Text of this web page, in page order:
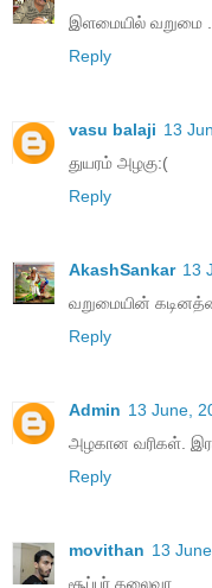
இளமையில் வறுமை
Reply
vasu balaji 13
துயரம் அழகு:(
Reply
AkashSankar 13
வறுமையின்
Reply
Admin 13 June,
அழகான வரிகள்.
Reply
movithan 13
சூப்பர் தலைவா.